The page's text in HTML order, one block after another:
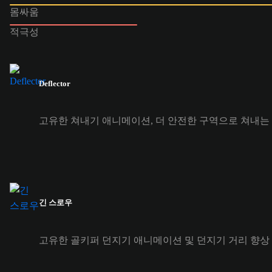
몸싸움
적극성
Deflector
고유한 쳐내기 애니메이션, 더 안전한 구역으로 쳐내는
긴 스로우
고유한 골키퍼 던지기 애니메이션 및 던지기 거리 향상